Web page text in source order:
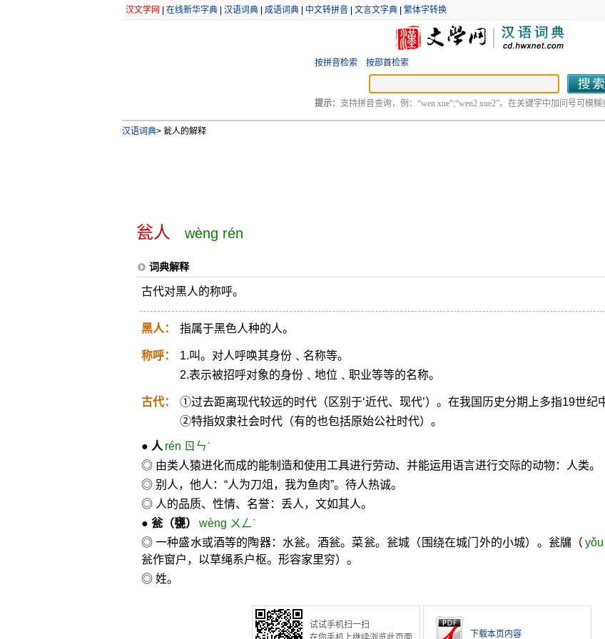
汉文学网 在线新华字典| 汉语词典| 成语词典| 中文转拼音| 文言文字典| 繁体字转换
按拼音检索 按部首检索
提示： 支持拼音查询，例：“wen xue”;“wen2 xue2”。在关键字中加问号可模糊
汉语词典>瓮人的解释
瓮人 wèng rén
词典解释
古代对黑人的称呼。
黑人： 指属于黑色人种的人。
称呼：
1.叫。对人呼唤其身份﹑名称等。
2.表示被招呼对象的身份﹑地位﹑职业等等的名称。
古代：
①过去距离现代较远的时代（区别于‘近代、现代’）。在我国历史分期上多指19世纪
②特指奴隶社会时代（有的也包括原始公社时代）。
● 人 rén ㄖㄣˊ
◎ 由类人猿进化而成的能制造和使用工具进行劳动、并能运用语言进行交际的动物：人类。
◎ 别人，他人：“人为刀俎，我为鱼肉”。待人热诚。
◎ 人的品质、性情、名誉：丢人，文如其人。
● 瓮（甕）
wèng ㄨㄥˋ
◎ 一种盛水或酒等的陶器：水瓮。酒瓮。菜瓮。瓮城（围绕在城门外的小城）。瓮牖（ yǒu
瓮作窗户，以草绳系户枢。形容家里穷）。
◎ 姓。
试试手机扫一扫
下载本页内容